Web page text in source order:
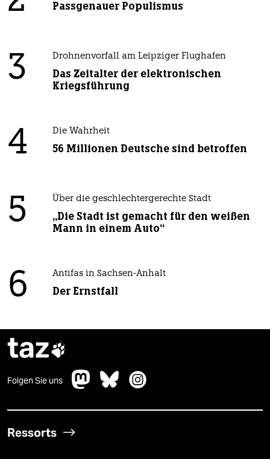
Passgenauer Populismus
3 Drohnenvorfall am Leipziger Flughafen
Das Zeitalter der elektronischen
Kriegsführung
4 Die Wahrheit
56 Millionen Deutsche sind betroffen
5 Über die geschlechtergerechte Stadt
„Die Stadt ist gemacht für den weißen
Mann in einem Auto“
6 Antifas in Sachsen-Anhalt
Der Ernstfall
taz
Folgen Sie uns
Ressorts